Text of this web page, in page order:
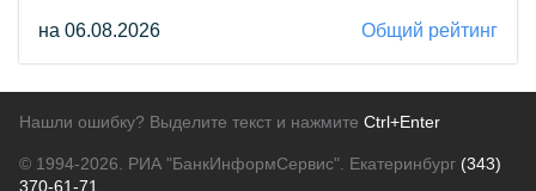
на 06.08.2026 Общий рейтинг
Нашли ошибку? Выделите текст и нажмите Ctrl+Enter
© 1994-2026. РИА "БанкИнформСервис". Екатеринбург (343)
370-61-71